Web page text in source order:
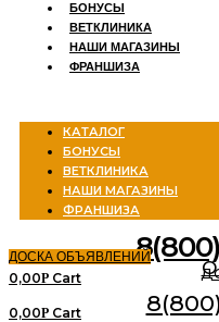
БОНУСЫ
ВЕТКЛИНИКА
НАШИ МАГАЗИНЫ
ФРАНШИЗА
КАТАЛОГ
БОНУСЫ
ВЕТКЛИНИКА
НАШИ МАГАЗИНЫ
ФРАНШИЗА
ДОСКА ОБЪЯВЛЕНИЙ
0,00Р Cart
0,00Р Cart